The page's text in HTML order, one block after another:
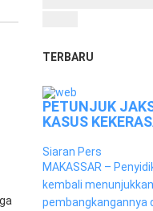
TERBARU
PETUNJUK
KASUS
Siaran Pers
MAKASSAR –
kembali
pembangkangannya